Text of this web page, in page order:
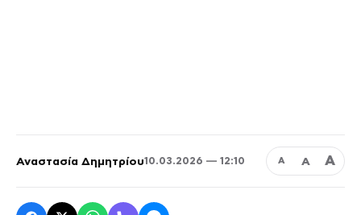
Αναστασία Δημητρίου10.03.2026 — 12:10 Α Α Α